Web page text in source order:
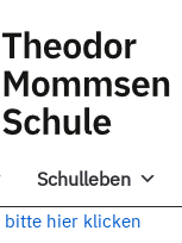
Schulleben
bitte hier klicken